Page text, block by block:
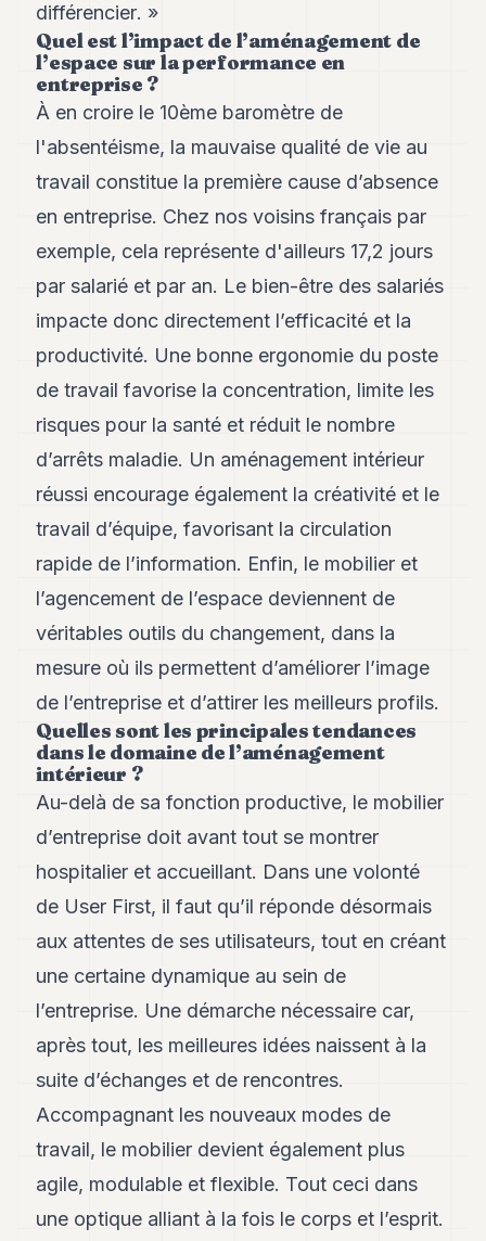
3
TECH
FINANCE
ART
DE
ARTS
ASSURANCE
POLITIQUE
PRIVATE
EQUITY
SPORT
JURIDIQUE
ENTREPRISES
ASSOCIATIONS
S'ABONNER
FR
différencier. »
Quel est l’impact de l’aménagement de
l’espace sur la performance en
entreprise ?
À en croire le 10ème baromètre de
l'absentéisme, la mauvaise qualité de vie au
travail constitue la première cause d’absence
en entreprise. Chez nos voisins français par
exemple, cela représente d'ailleurs 17,2 jours
par salarié et par an. Le bien-être des salariés
impacte donc directement l’efficacité et la
productivité. Une bonne ergonomie du poste
de travail favorise la concentration, limite les
risques pour la santé et réduit le nombre
d’arrêts maladie. Un aménagement intérieur
réussi encourage également la créativité et le
travail d’équipe, favorisant la circulation
rapide de l’information. Enfin, le mobilier et
l’agencement de l’espace deviennent de
véritables outils du changement, dans la
mesure où ils permettent d’améliorer l’image
de l’entreprise et d’attirer les meilleurs profils.
Quelles sont les principales tendances
dans le domaine de l’aménagement
intérieur ?
Au-delà de sa fonction productive, le mobilier
d’entreprise doit avant tout se montrer
hospitalier et accueillant. Dans une volonté
de User First, il faut qu’il réponde désormais
aux attentes de ses utilisateurs, tout en créant
une certaine dynamique au sein de
l’entreprise. Une démarche nécessaire car,
après tout, les meilleures idées naissent à la
suite d’échanges et de rencontres.
Accompagnant les nouveaux modes de
travail, le mobilier devient également plus
agile, modulable et flexible. Tout ceci dans
une optique alliant à la fois le corps et l’esprit.